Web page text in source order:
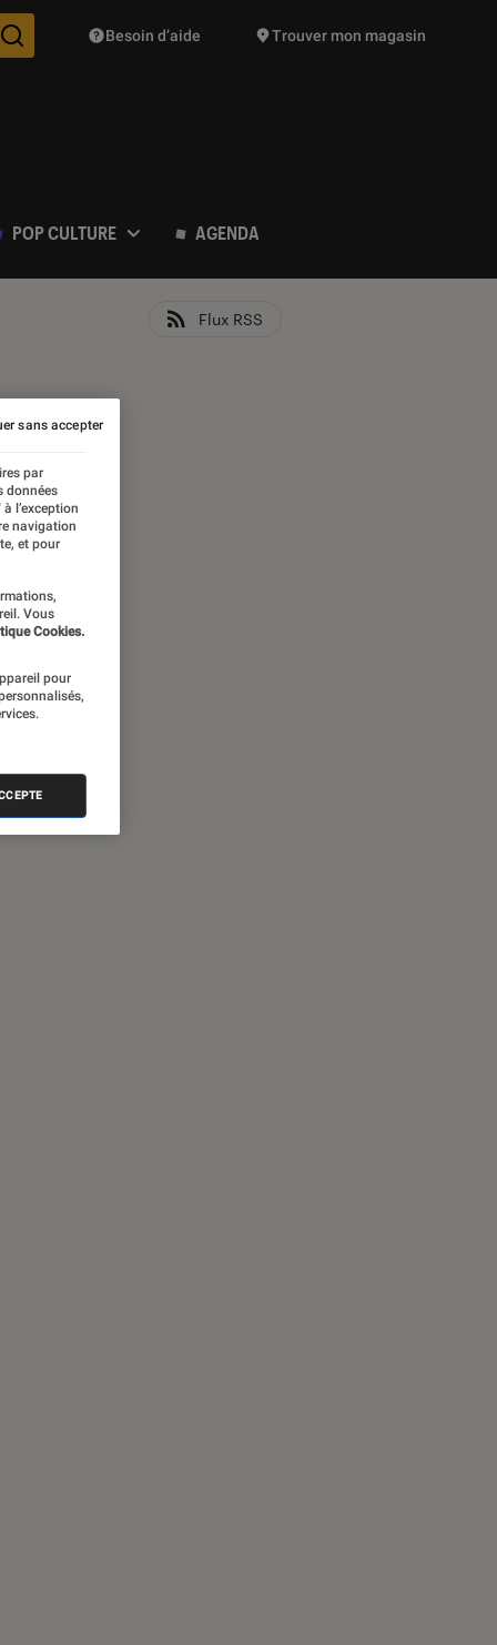
Des suggestions de produits vont vous être proposées
Besoin d’aide Trouver mon magasin
POP CULTURE AGENDA
Flux RSS
par
données
l’exception
navigation
et pour
Vous
Cookies.
pour
sans accepter